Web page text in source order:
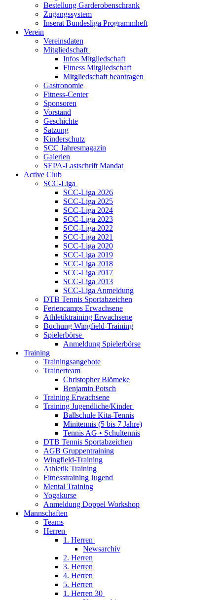
Bestellung Garderobenschrank
Zugangssystem
Inserat Bundesliga Programmheft
Verein
Vereinsdaten
Mitgliedschaft
Infos Mitgliedschaft
Fitness Mitgliedschaft
Mitgliedschaft beantragen
Gastronomie
Fitness-Center
Sponsoren
Vorstand
Geschichte
Satzung
Kinderschutz
SCC Jahresmagazin
Galerien
SEPA-Lastschrift Mandat
Active Club
SCC-Liga
SCC-Liga 2026
SCC-Liga 2025
SCC-Liga 2024
SCC-Liga 2023
SCC-Liga 2022
SCC-Liga 2021
SCC-Liga 2020
SCC-Liga 2019
SCC-Liga 2018
SCC-Liga 2017
SCC-Liga 2013
SCC-Liga Anmeldung
DTB Tennis Sportabzeichen
Feriencamps Erwachsene
Athletiktraining Erwachsene
Buchung Wingfield-Training
Spielerbörse
Anmeldung Spielerbörse
Training
Trainingsangebote
Trainerteam
Christopher Blömeke
Benjamin Potsch
Training Erwachsene
Training Jugendliche/Kinder
Ballschule Kita-Tennis
Minitennis (5 bis 7 Jahre)
Tennis AG • Schultennis
DTB Tennis Sportabzeichen
AGB Gruppentraining
Wingfield-Training
Athletik Training
Fitnesstraining Jugend
Mental Training
Yogakurse
Anmeldung Doppel Workshop
Mannschaften
Teams
Herren
1. Herren
Newsarchiv
2. Herren
3. Herren
4. Herren
5. Herren
1. Herren 30